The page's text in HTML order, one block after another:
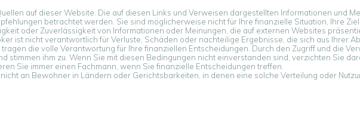
auf dieser Website. Die auf diesen Links und Verweisen dargestellten Informationen und
betrachtet werden. Sie sind möglicherweise nicht für Ihre finanzielle Situation, Ihre
oder Zuverlässigkeit von Informationen oder Meinungen, die auf externen Websites
ist nicht verantwortlich für Verluste, Schäden oder nachteilige Ergebnisse, die sich aus Ihrer
die volle Verantwortung für Ihre finanziellen Entscheidungen. Durch den Zugriff und die
stimmen ihm zu. Wenn Sie mit diesen Bedingungen nicht einverstanden sind, verzichten Sie
Sie immer einen Fachmann, wenn Sie finanzielle Entscheidungen treffen.
an Bewohner in Ländern oder Gerichtsbarkeiten, in denen eine solche Verteilung oder